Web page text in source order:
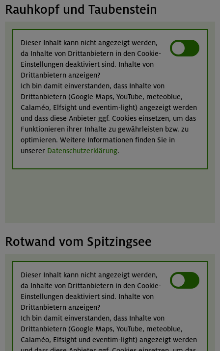
Rauhkopf und Taubenstein
Dieser Inhalt kann nicht angezeigt werden,
da Inhalte von Drittanbietern in den Cookie-
Einstellungen deaktiviert sind. Inhalte von
Drittanbietern anzeigen?
Ich bin damit einverstanden, dass Inhalte von
Drittanbietern (Google Maps, YouTube, meteoblue,
Calaméo, Elfsight und eventim-light) angezeigt werden
und dass diese Anbieter ggf. Cookies einsetzen, um das
Funktionieren ihrer Inhalte zu gewährleisten bzw. zu
optimieren. Weitere Informationen finden Sie in
unserer Datenschutzerklärung.
Rotwand vom Spitzingsee
Dieser Inhalt kann nicht angezeigt werden,
da Inhalte von Drittanbietern in den Cookie-
Einstellungen deaktiviert sind. Inhalte von
Drittanbietern anzeigen?
Ich bin damit einverstanden, dass Inhalte von
Drittanbietern (Google Maps, YouTube, meteoblue,
Calaméo, Elfsight und eventim-light) angezeigt werden